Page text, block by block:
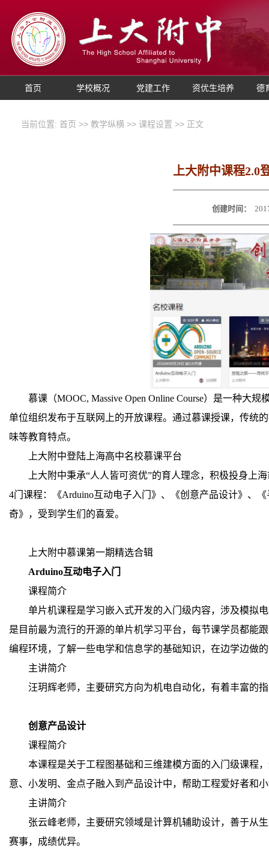
首页 学校概况 党建工作 资优生培养 德
当前位置: 首页 >> 教学纵横 >> 课程设置 >> 正文
上大附中课程2.0
创建时间：
慕课（MOOC, Massive Open Online Course）是一种大
单位组织发布于互联网上的开放课程。通过慕课授课，传统
味等教育特点。
上大附中登陆上海高中名校慕课平台
上大附中秉承“人人皆可资优”的育人理念，积极投身上
4门课程：《Arduino互动电子入门》、《创意产品设计》、
奇》，受到学生们的喜爱。
上大附中慕课第一期精选合辑
Arduino互动电子入门
课程简介
单片机课程是学习嵌入式开发的入门级内容，涉及模拟
是目前最为流行的开源的单片机学习平台，每节课学员都能
编程环境，了解一些电学和信息学的基础知识，在边学边做
主讲简介
汪玥辉老师，主要研究方向为机电自动化，有着丰富的
创意产品设计
课程简介
本课程是关于工程图基础和三维建模方面的入门级课程
意、小发明、金点子融入到产品设计中，帮助工程爱好者和
主讲简介
张云峰老师，主要研究领域是计算机辅助设计，善于从
赛事，成绩优异。